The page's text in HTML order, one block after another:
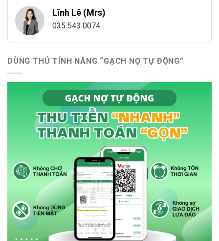
Lĩnh Lê (Mrs)
035 543 0074
DÙNG THỬ TÍNH NĂNG “GẠCH NỢ TỰ ĐỘNG”